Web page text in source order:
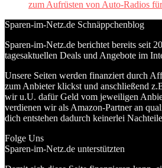
zum Aufrüsten von Auto-Radios
Sparen-im-Netz.de Schnäppchenblog
Sparen-im-Netz.de berichtet bereits seit
tagesaktuellen Deals und Angebote im
Unsere Seiten werden finanziert durch
zum Anbieter klickst und anschließend
wir u.U. dafür Geld vom jeweiligen
verdienen wir als Amazon-Partner an
dich entstehen dadurch keinerlei
Folge Uns
Sparen-im-Netz.de unterstützten